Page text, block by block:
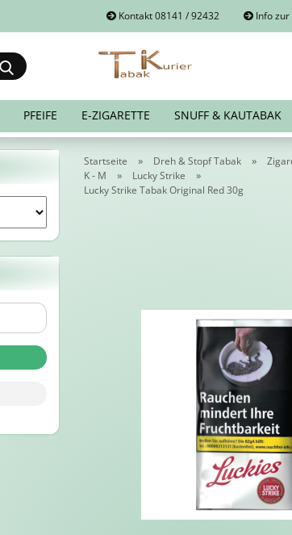
Kontakt 08141 / 92432 Info
Suche...
PFEIFE E-ZIGARETTE SNUFF & KAUTABAK
Startseite » Dreh & Stopf Tabak »
K - M » Lucky Strike »
Lucky Strike Tabak Original Red 30g